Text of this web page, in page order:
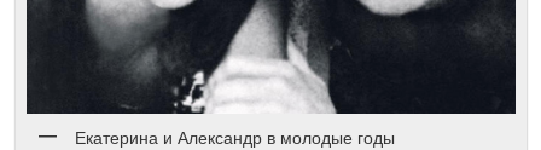
Екатерина и Александр в молодые годы